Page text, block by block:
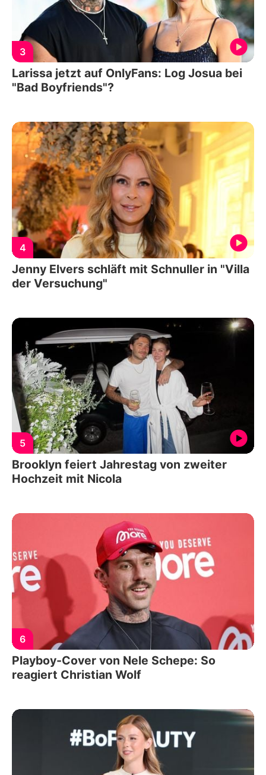
3
Larissa jetzt auf OnlyFans: Log Josua bei
"Bad Boyfriends"?
4
Jenny Elvers schläft mit Schnuller in "Villa
der Versuchung"
5
Brooklyn feiert Jahrestag von zweiter
Hochzeit mit Nicola
6
Playboy-Cover von Nele Schepe: So
reagiert Christian Wolf